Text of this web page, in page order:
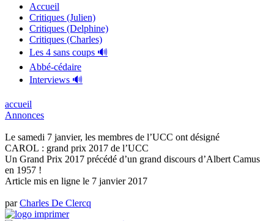
Accueil
Critiques (Julien)
Critiques (Delphine)
Critiques (Charles)
Les 4 sans coups 🔊
Abbé-cédaire
Interviews 🔊
accueil
Annonces
Le samedi 7 janvier, les membres de l’UCC ont désigné
CAROL : grand prix 2017 de l’UCC
Un Grand Prix 2017 précédé d’un grand discours d’Albert Camus
en 1957 !
Article mis en ligne le 7 janvier 2017
parCharles De Clercq